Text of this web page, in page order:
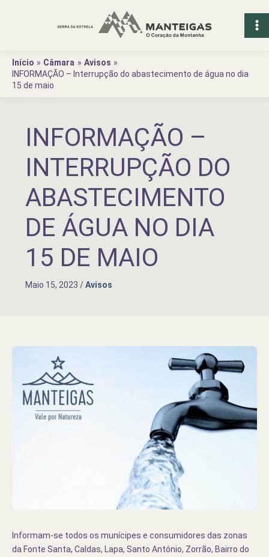
Início
Câmara
Avisos
INFORMAÇÃO – Interrupção do abastecimento de água no dia
15 de maio
INFORMAÇÃO –
INTERRUPÇÃO DO
ABASTECIMENTO
DE ÁGUA NO DIA
15 DE MAIO
Maio 15, 2023 /Avisos
Informam-se todos os munícipes e consumidores das zonas
da Fonte Santa, Caldas, Lapa, Santo António, Zorrão, Bairro do